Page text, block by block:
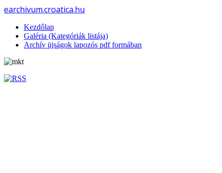
earchivum.croatica.hu
Kezdőlap
Galéria (Kategóriák listája)
Archív üjságok lapozós pdf formában